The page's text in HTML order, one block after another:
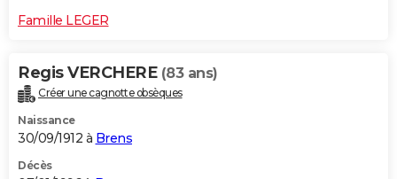
Famille LEGER
Regis VERCHERE (83 ans)
Créer une cagnotte obsèques
Naissance
30/09/1912 à Brens
Décès